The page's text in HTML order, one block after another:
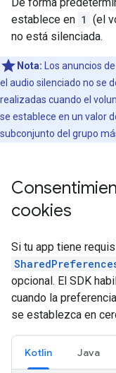
establece en 1 (el
no está silenciada.
Nota: Los anuncios
el audio silenciado no se
realizadas cuando el
se establece en un valor
subconjunto del grupo
cookies
Si tu app tiene
opcional. El SDK
cuando la preferencia
se establezca en
Kotlin Java